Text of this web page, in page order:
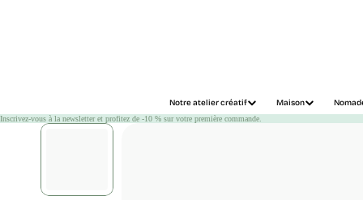
Notre atelier créatif Maison
Inscrivez-vous à la newsletter et profitez de -10 % sur votre première commande.